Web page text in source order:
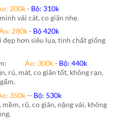
200k- Bộ: 310k
vải cát, co giãn nhẹ.
280k- Bộ 420k
hơn siêu lụa, tính chất giống
Áo: 300k- Bộ: 440k
rủ, mát, co giãn tốt, không rạn,
350k-- Bộ: 530k
rũ, co giãn, nặng vải, không